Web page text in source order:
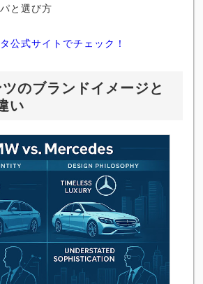
と選び方
公式サイトでチェック！
のブランドイメージと
い